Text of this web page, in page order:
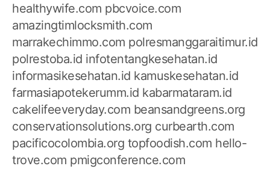
healthywife.com pbcvoice.com
amazingtimlocksmith.com
marrakechimmo.com polresmanggaraitimur.id
polrestoba.id infotentangkesehatan.id
informasikesehatan.id kamuskesehatan.id
farmasiapotekerumm.id kabarmataram.id
cakelifeeveryday.com beansandgreens.org
conservationsolutions.org curbearth.com
pacificocolombia.org topfoodish.com hello-
trove.com pmigconference.com